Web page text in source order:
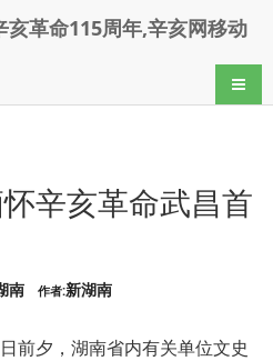
革命115周年,辛亥网移动
导航
辛亥革命武昌首
南 作者:新湖南
夕，湖南省内有关单位文史